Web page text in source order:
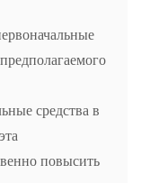
средства в
повысить